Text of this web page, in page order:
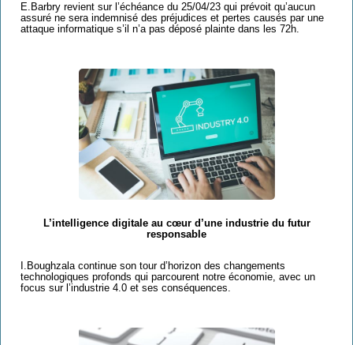
E.Barbry revient sur l’échéance du 25/04/23 qui prévoit qu’aucun
assuré ne sera indemnisé des préjudices et pertes causés par une
attaque informatique s’il n’a pas déposé plainte dans les 72h.
L’intelligence digitale au cœur d’une industrie du futur
responsable
I.Boughzala continue son tour d’horizon des changements
technologiques profonds qui parcourent notre économie, avec un
focus sur l’industrie 4.0 et ses conséquences.